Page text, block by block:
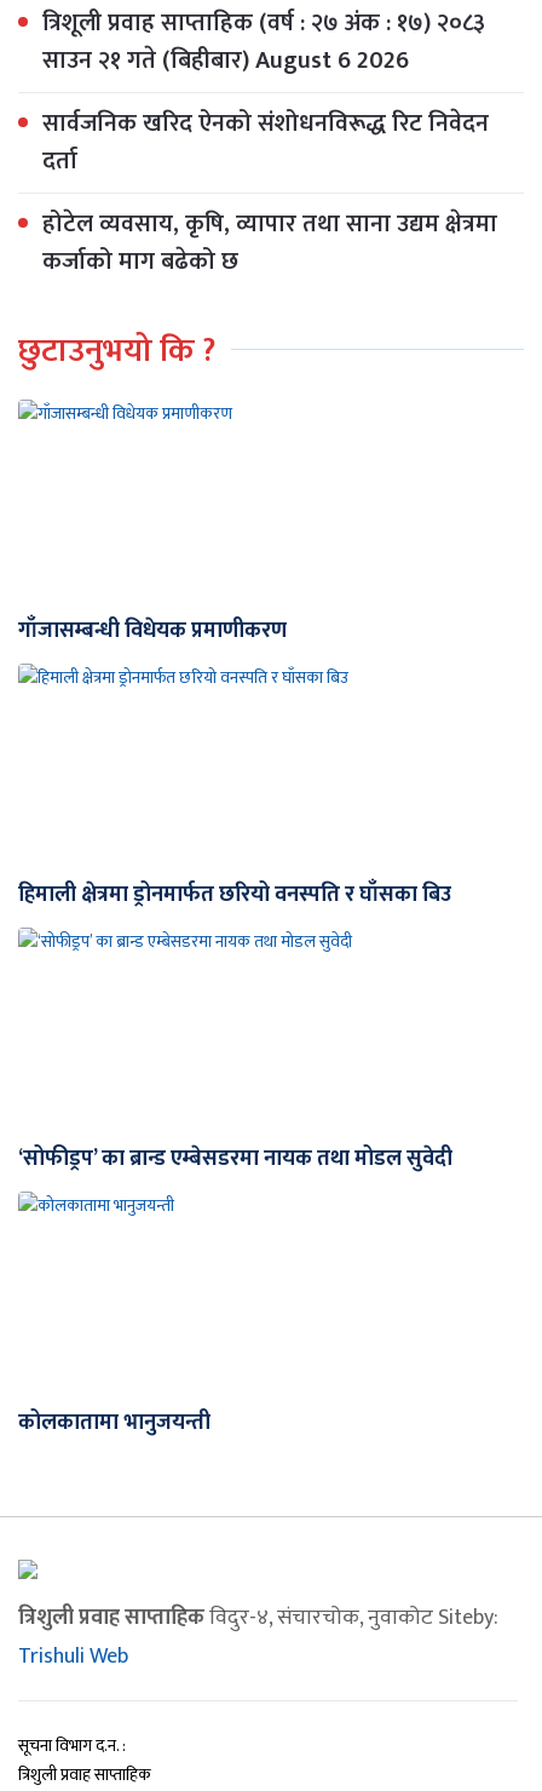
त्रिशूली प्रवाह साप्ताहिक (वर्ष : २७ अंक : १७) २०८३
साउन २१ गते (बिहीबार) August 6 2026
सार्वजनिक खरिद ऐनको संशोधनविरूद्ध रिट निवेदन
दर्ता
होटेल व्यवसाय, कृषि, व्यापार तथा साना उद्यम क्षेत्रमा
कर्जाको माग बढेको छ
छुटाउनुभयो कि ?
गाँजासम्बन्धी विधेयक प्रमाणीकरण
हिमाली क्षेत्रमा ड्रोनमार्फत छरियो वनस्पति र घाँसका बिउ
‘सोफीड्रप’ का ब्रान्ड एम्बेसडरमा नायक तथा मोडल सुवेदी
कोलकातामा भानुजयन्ती
त्रिशुली प्रवाह साप्ताहिकविदुर-४, संचारचोक, नुवाकोट Siteby:
Trishuli Web
सूचना विभाग द.न. :
त्रिशुली प्रवाह साप्ताहिक